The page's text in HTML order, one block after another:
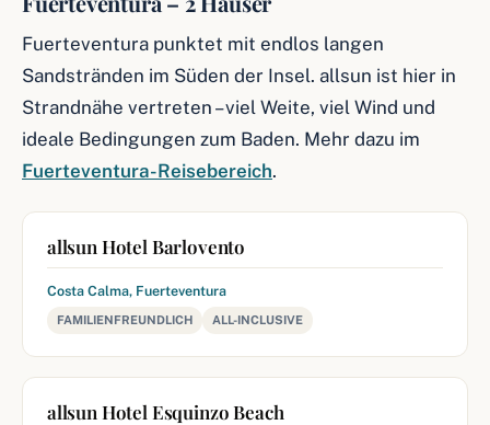
Fuerteventura punktet mit endlos langen
Sandstränden im Süden der Insel. allsun ist hier in
Strandnähe vertreten – viel Weite, viel Wind und
ideale Bedingungen zum Baden. Mehr dazu im
Fuerteventura-Reisebereich.
allsun Hotel Barlovento
Costa Calma, Fuerteventura
FAMILIENFREUNDLICH ALL-INCLUSIVE
allsun Hotel Esquinzo Beach